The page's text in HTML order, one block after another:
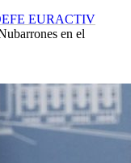
EURACTIV
en el